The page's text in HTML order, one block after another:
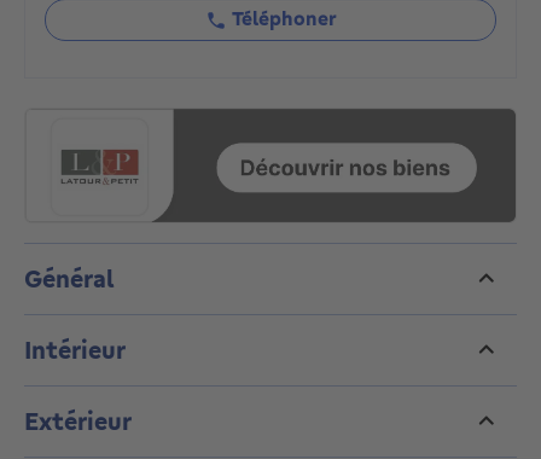
super équipée, une chambre et une salle de douche.
Au sous-sol : diverses caves de rangement, local
Téléphoner
Général
Intérieur
Extérieur